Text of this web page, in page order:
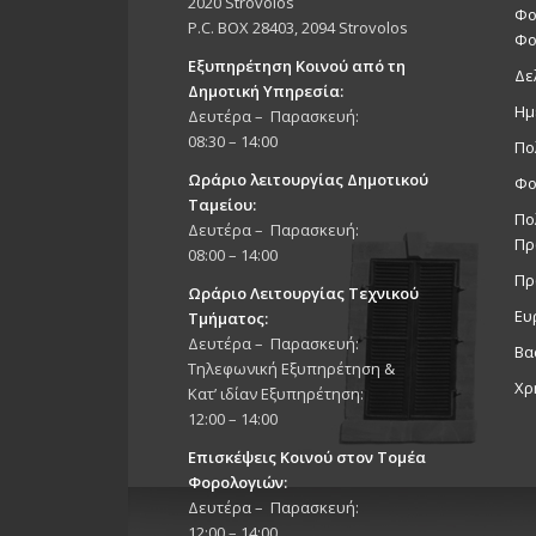
P.C. BOX 28403, 2094 Strovolos
Εξυπηρέτηση Κοινού από τη
Δημοτική Υπηρεσία:
Δευτέρα – Παρασκευή:
08:30 – 14:00
Ωράριο λειτουργίας Δημοτικού
Ταμείου:
Δευτέρα – Παρασκευή:
08:00 – 14:00
Ωράριο Λειτουργίας Τεχνικού
Τμήματος:
Δευτέρα – Παρασκευή:
Τηλεφωνική Εξυπηρέτηση &
Κατ’ ιδίαν Εξυπηρέτηση:
12:00 – 14:00
Επισκέψεις Κοινού στον Τομέα
Φορολογιών:
Δευτέρα – Παρασκευή: